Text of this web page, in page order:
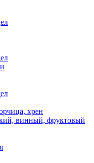
хрен
винный, фруктовый